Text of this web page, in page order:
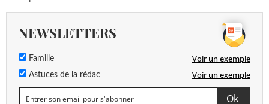
NEWSLETTERS
Famille Voir un exemple
Astuces de la rédac Voir un exemple